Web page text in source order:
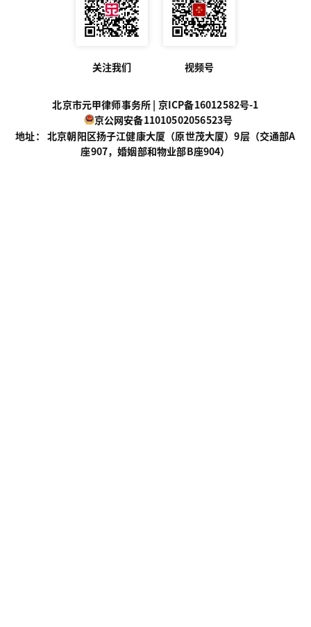
关注我们 视频号
北京市元甲律师事务所 | 京ICP备16012582号-1
京公网安备11010502056523号
地址： 北京朝阳区扬子江健康大厦（原世茂大厦）9层（交通部A
座907，婚姻部和物业部B座904）